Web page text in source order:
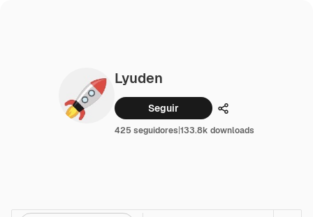
Lyuden
Seguir Compartilhar
425 seguidores|133.8k downloads